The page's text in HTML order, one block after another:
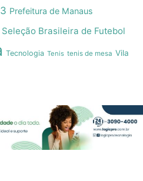
Prefeitura de Manaus
Seleção Brasileira de Futebol
Tecnologia Tenis tenis de mesa Vila